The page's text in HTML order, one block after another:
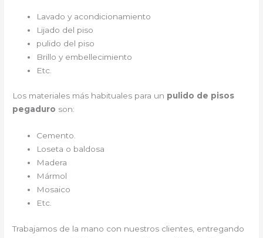
Lavado y acondicionamiento
Lijado del piso
pulido del piso
Brillo y embellecimiento
Etc.
Los materiales más habituales para un pulido de pisos
pegaduro son:
Cemento.
Loseta o baldosa
Madera
Mármol
Mosaico
Etc.
Trabajamos de la mano con nuestros clientes, entregando